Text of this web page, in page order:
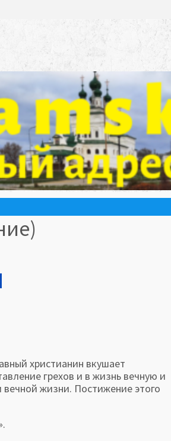
христианин вкушает
грехов и в жизнь вечную и
вечной жизни. По­стижение этого